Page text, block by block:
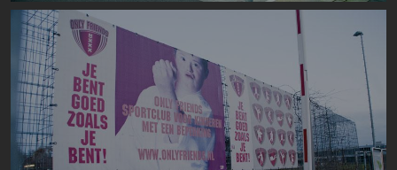
Image